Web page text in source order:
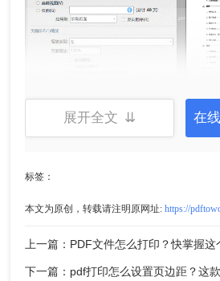
第三步：最后，点击PDF打印设
向/页面页边距等参数，参数设
即可生成调整页面大小后的PDF
展开全文 ⇊ 在
标签：
本文为原创，转载请注明原网址: https://
上一篇：PDF文件怎么打印？快掌握这